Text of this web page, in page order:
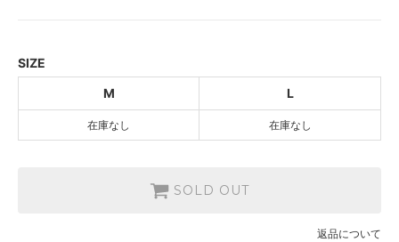
SIZE
M
L
在庫なし 在庫なし
SOLD OUT
返品について